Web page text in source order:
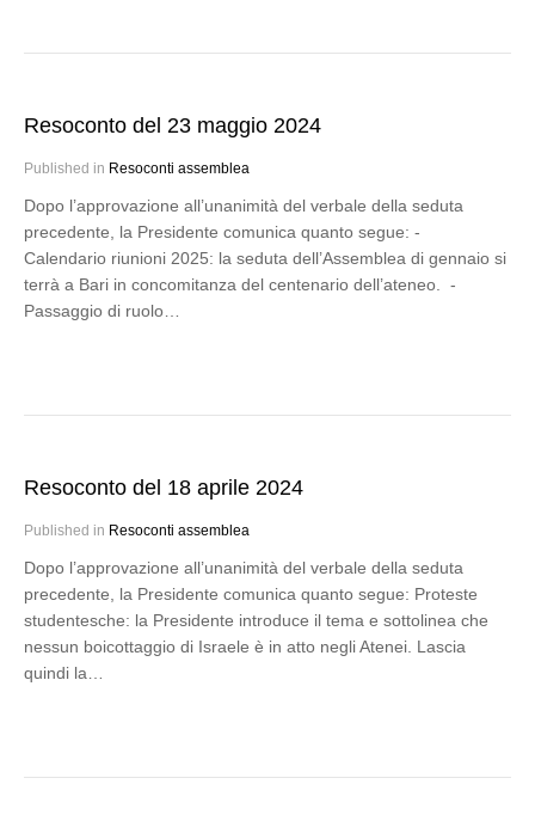
Resoconto del 23 maggio 2024
Published in Resoconti assemblea
Dopo l’approvazione all’unanimità del verbale della seduta
precedente, la Presidente comunica quanto segue: -
Calendario riunioni 2025: la seduta dell’Assemblea di gennaio si
terrà a Bari in concomitanza del centenario dell’ateneo. -
Passaggio di ruolo…
Resoconto del 18 aprile 2024
Published in Resoconti assemblea
Dopo l’approvazione all’unanimità del verbale della seduta
precedente, la Presidente comunica quanto segue: Proteste
studentesche: la Presidente introduce il tema e sottolinea che
nessun boicottaggio di Israele è in atto negli Atenei. Lascia
quindi la…